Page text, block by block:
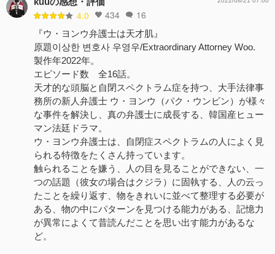
4.0 434 16
『ウ・ヨンウ弁護士は天才肌』
原題이상한 변호사 우영우/Extraordinary Attorney Woo.
製作年2022年。
エピソード数 全16話。
天才的な頭脳と自閉スペクトラム症を持つ、大手法律事
務所の新人弁護士 ウ・ヨンウ（パク・ウンビン）が様々
な事件を解決し、真の弁護士に成長する、韓国産ヒュー
マン法廷ドラマ。
ウ・ヨンウ弁護士は、自閉症スペクトラムの人によく見
られる特徴をたくさん持っています。
触られることを嫌う、人の目を見ることができない、一
つの話題（彼女の場合はクジラ）に固執する、人の云っ
たことを繰り返す、物をきれいに並べて整理する必要が
ある、物の中にパターンを見つける能力がある、記憶力
が異常によくて昔読んだことを思い出す能力があるな
ど。